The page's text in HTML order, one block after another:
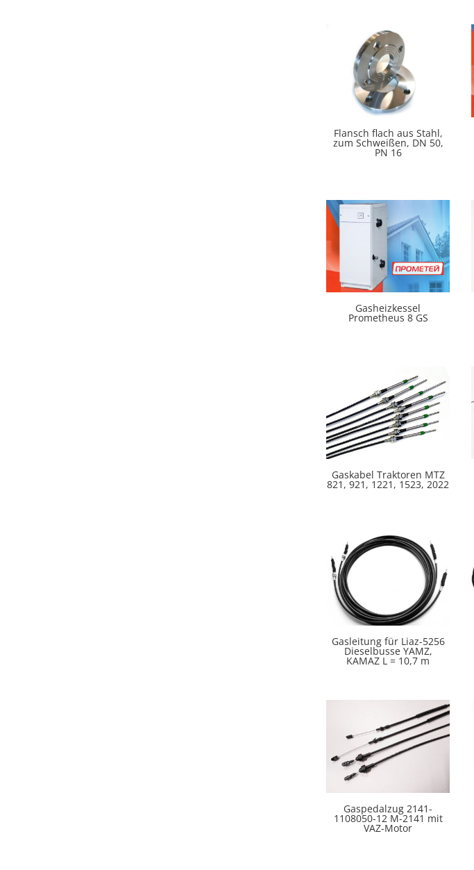
Flansch flach aus Stahl,
zum Schweißen, DN 50,
PN 16
Gasheizkessel
Prometheus 8 GS
Gaskabel Traktoren MTZ
821, 921, 1221, 1523, 2022
Gasleitung für Liaz-5256
Dieselbusse YAMZ,
KAMAZ L = 10,7 m
Gaspedalzug 2141-
1108050-12 M-2141 mit
VAZ-Motor